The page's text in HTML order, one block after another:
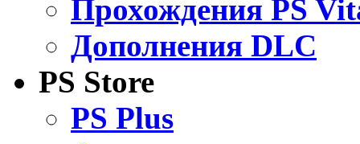
Прохождения PS
Дополнения DLC
PS Store
PS Plus